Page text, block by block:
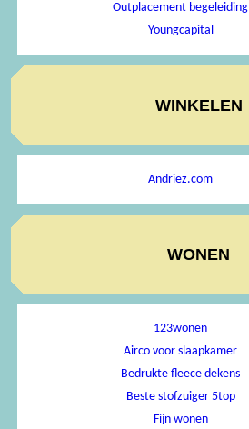
Outplacement begeleiding
Youngcapital
WINKELEN
Andriez.com
WONEN
123wonen
Airco voor slaapkamer
Bedrukte fleece dekens
Beste stofzuiger 5top
Fijn wonen